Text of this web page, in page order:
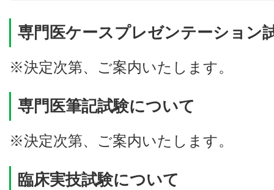
専門医ケースプレゼンテーション
※決定次第、ご案内いたします。
専門医筆記試験について
※決定次第、ご案内いたします。
臨床実技試験について